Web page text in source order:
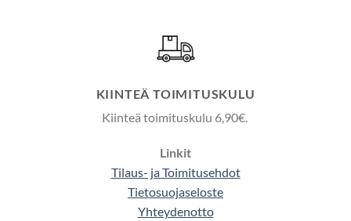
KIINTEÄ TOIMITUSKULU
Kiinteä toimituskulu 6,90€.
Linkit
Tilaus- ja Toimitusehdot
Tietosuojaseloste
Yhteydenotto